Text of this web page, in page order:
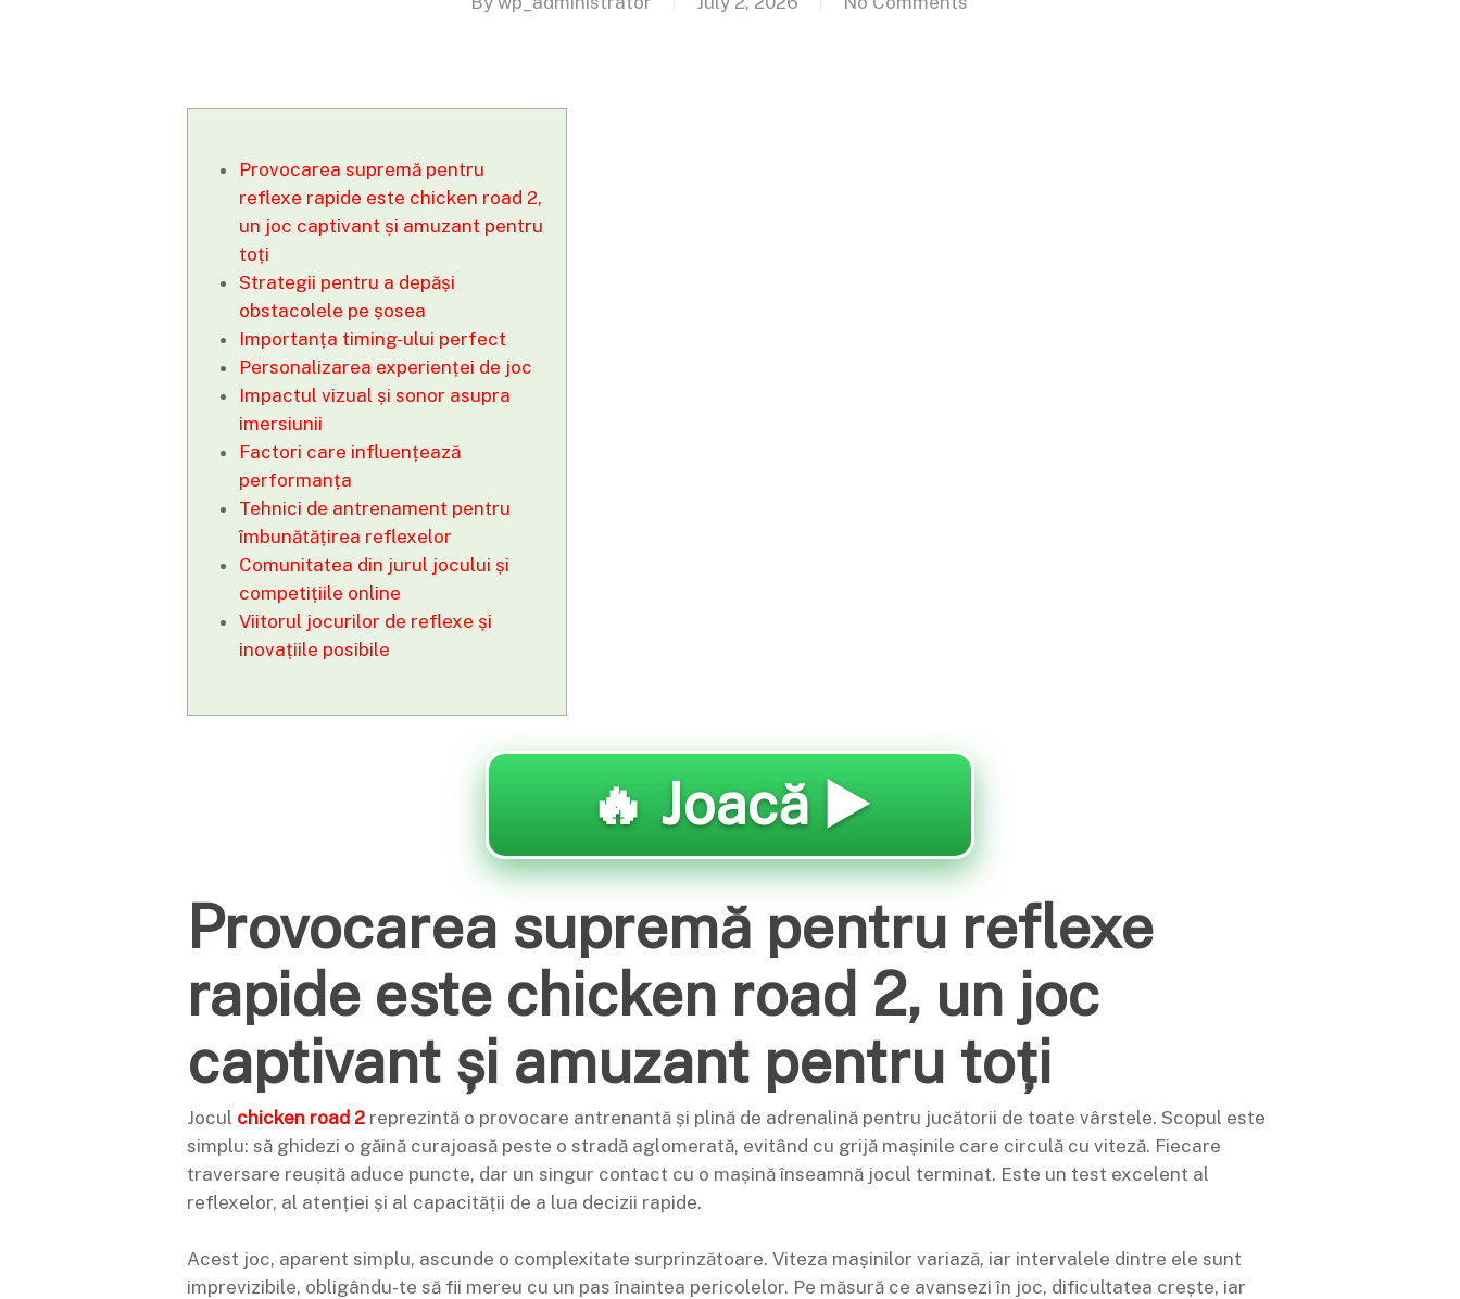
Provocarea supremă pentru
reflexe rapide este chicken road 2,
un joc captivant și amuzant pentru
toți
Strategii pentru a depăși
obstacolele pe șosea
Importanța timing-ului perfect
Personalizarea experienței de joc
Impactul vizual și sonor asupra
imersiunii
Factori care influențează
performanța
Tehnici de antrenament pentru
îmbunătățirea reflexelor
Comunitatea din jurul jocului și
competițiile online
Viitorul jocurilor de reflexe și
inovațiile posibile
🔥 Joacă ▶️
Provocarea supremă pentru reflexe
rapide este chicken road 2, un joc
captivant și amuzant pentru toți
Jocul chicken road 2 reprezintă o provocare antrenantă și plină de adrenalină pentru jucătorii de toate vârstele. Scopul este
simplu: să ghidezi o găină curajoasă peste o stradă aglomerată, evitând cu grijă mașinile care circulă cu viteză. Fiecare
traversare reușită aduce puncte, dar un singur contact cu o mașină înseamnă jocul terminat. Este un test excelent al
reflexelor, al atenției și al capacității de a lua decizii rapide.
Acest joc, aparent simplu, ascunde o complexitate surprinzătoare. Viteza mașinilor variază, iar intervalele dintre ele sunt
imprevizibile, obligându-te să fii mereu cu un pas înaintea pericolelor. Pe măsură ce avansezi în joc, dificultatea crește, iar